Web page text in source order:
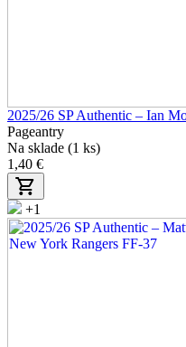
2025/26 SP Authentic – Ian
Pageantry
Na sklade (1 ks)
1,40 €
+1